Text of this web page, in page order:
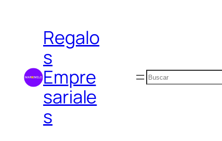
contenidoRegalo
s
Empre
sariale
s
Buscar